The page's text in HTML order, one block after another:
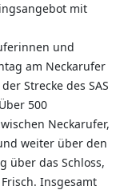
mit
und
am Neckarufer
Strecke des SAS
500
Neckarufer,
weiter über den
über das Schloss,
Insgesamt